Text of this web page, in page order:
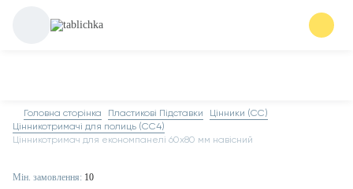
Головна сторінка Пластикові Підставки
Цінники (СС)
Цінникотримачі для полиць (CC4)
Цінникотримач для економпанелі 60х80 мм навісний
Мін. замовлення: 10